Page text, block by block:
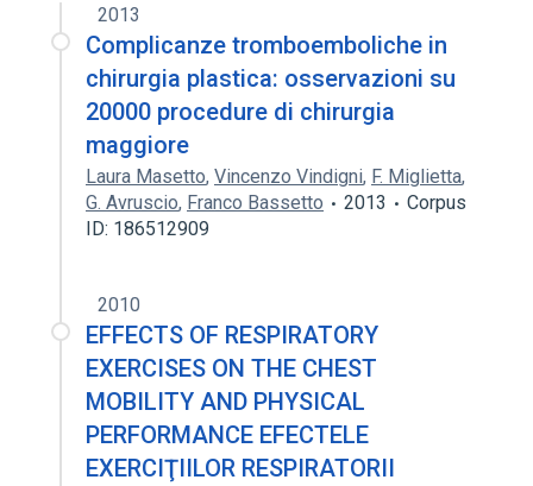
2013
Complicanze tromboemboliche in
chirurgia plastica: osservazioni su
20000 procedure di chirurgia
maggiore
Laura Masetto, Vincenzo Vindigni, F. Miglietta,
G. Avruscio, Franco Bassetto 2013
Corpus
ID: 186512909
2010
EFFECTS OF RESPIRATORY
EXERCISES ON THE CHEST
MOBILITY AND PHYSICAL
PERFORMANCE EFECTELE
EXERCIŢIILOR RESPIRATORII